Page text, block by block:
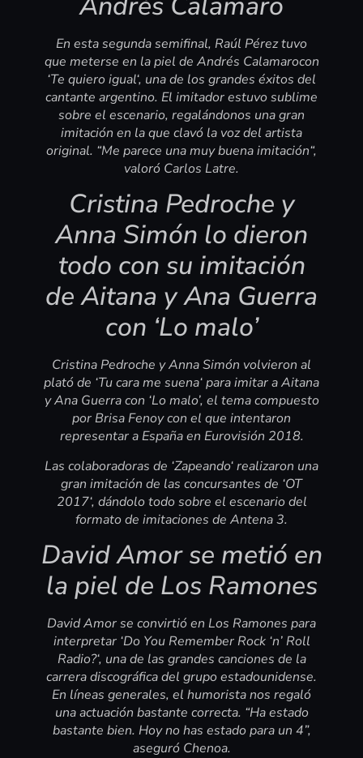
En esta segunda semifinal, Raúl Pérez tuvo
que meterse en la piel de Andrés Calamarocon
‘Te quiero igual‘, una de los grandes éxitos del
cantante argentino. El imitador estuvo sublime
sobre el escenario, regalándonos una gran
imitación en la que clavó la voz del artista
original. “Me parece una muy buena imitación“,
valoró Carlos Latre.
Cristina Pedroche y
Anna Simón lo dieron
todo con su imitación
de Aitana y Ana Guerra
con ‘Lo malo’
Cristina Pedroche y Anna Simón volvieron al
plató de ‘Tu cara me suena‘ para imitar a Aitana
y Ana Guerra con ‘Lo malo’, el tema compuesto
por Brisa Fenoy con el que intentaron
representar a España en Eurovisión 2018.
Las colaboradoras de ‘Zapeando‘ realizaron una
gran imitación de las concursantes de ‘OT
2017‘, dándolo todo sobre el escenario del
formato de imitaciones de Antena 3.
David Amor se metió en
la piel de Los Ramones
David Amor se convirtió en Los Ramones para
interpretar ‘Do You Remember Rock ‘n’ Roll
Radio?‘, una de las grandes canciones de la
carrera discográfica del grupo estadounidense.
En líneas generales, el humorista nos regaló
una actuación bastante correcta. “Ha estado
bastante bien. Hoy no has estado para un 4”,
aseguró Chenoa.